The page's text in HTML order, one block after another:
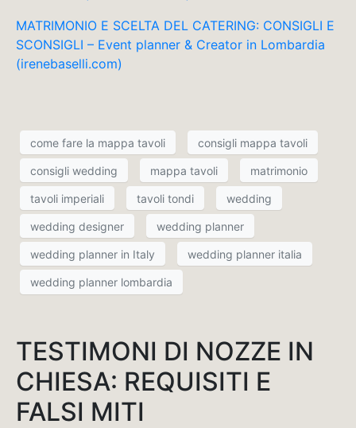
MATRIMONIO E SCELTA DEL CATERING: CONSIGLI E
SCONSIGLI – Event planner & Creator in Lombardia
(irenebaselli.com)
come fare la mappa tavoli consigli mappa tavoli
consigli wedding mappa tavoli matrimonio
tavoli imperiali tavoli tondi wedding
wedding designer wedding planner
wedding planner in Italy wedding planner italia
wedding planner lombardia
TESTIMONI DI NOZZE IN
CHIESA: REQUISITI E
FALSI MITI